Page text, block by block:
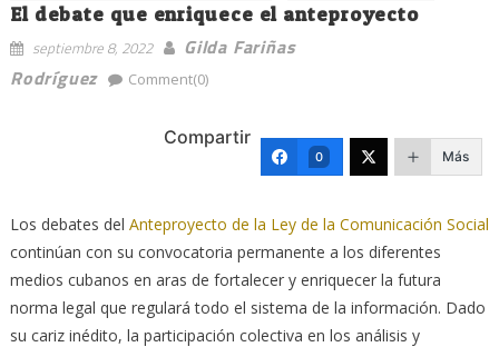
El debate que enriquece el anteproyecto
septiembre 8, 2022
Gilda Fariñas
Rodríguez
Comment(0)
Compartir
0 Más
Los debates del Anteproyecto de la Ley de la Comunicación Social
continúan con su convocatoria permanente a los diferentes
medios cubanos en aras de fortalecer y enriquecer la futura
norma legal que regulará todo el sistema de la información. Dado
su cariz inédito, la participación colectiva en los análisis y